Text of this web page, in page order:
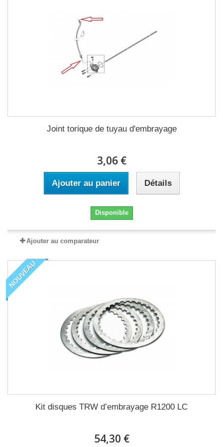
Joint torique de tuyau d'embrayage
3,06 €
Ajouter au panier Détails
Disponible
Ajouter au comparateur
NOUVEAU
Kit disques TRW d’embrayage R1200 LC
54,30 €